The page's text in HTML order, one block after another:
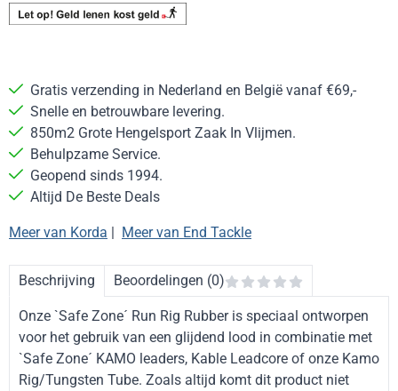
Gratis verzending in Nederland en België vanaf €69,-
Snelle en betrouwbare levering.
850m2 Grote Hengelsport Zaak In Vlijmen.
Behulpzame Service.
Geopend sinds 1994.
Altijd De Beste Deals
Meer van Korda | Meer van End Tackle
Beschrijving Beoordelingen (0)
Onze `Safe Zone´ Run Rig Rubber is speciaal ontworpen
voor het gebruik van een glijdend lood in combinatie met
`Safe Zone´ KAMO leaders, Kable Leadcore of onze Kamo
Rig/Tungsten Tube. Zoals altijd komt dit product niet